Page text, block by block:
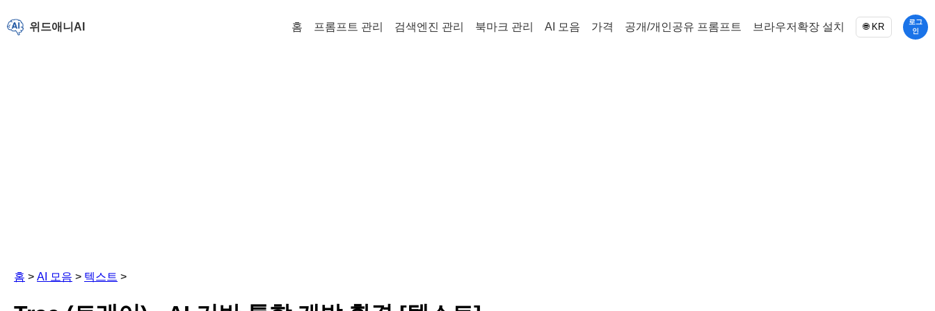
위드애니AI 홈 프롬프트 관리 검색엔진 관리 북마크 관리 AI 모음 가격 공개/개인공유 프롬프트 브라우저확장 설치 🌐 KR
로그
인
홈 > AI 모음 > 텍스트 >